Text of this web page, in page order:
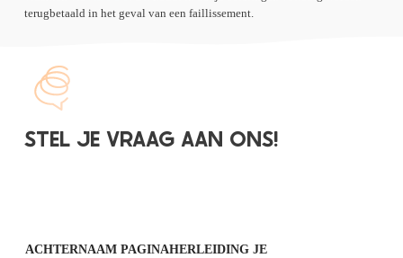
terugbetaald in het geval van een faillissement.
STEL JE VRAAG AAN ONS!
ACHTERNAAM PAGINAHERLEIDING JE